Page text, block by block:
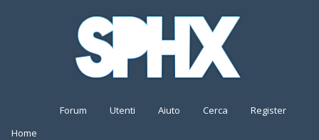
Home
Forum Utenti Aiuto Cerca Register